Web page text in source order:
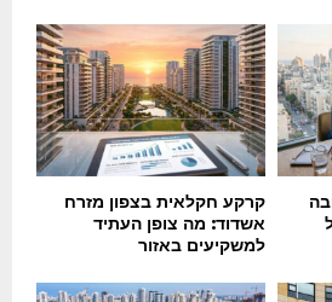
קרקע חקלאית בצפון מזרח
אשדוד: מה צופן העתיד
למשקיעים באזור
חובה